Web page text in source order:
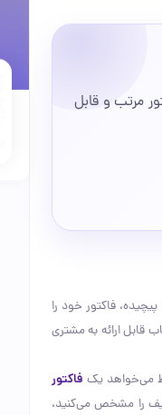
مرتب و قابل
فاکتور خود را
قابل ارائه به مشتری
می‌خواهد یک فاکتور
را مشخص می‌کنید،
یکی از عوامل